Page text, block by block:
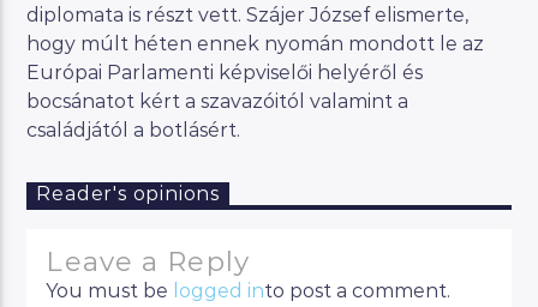
diplomata is részt vett. Szájer József elismerte,
hogy múlt héten ennek nyomán mondott le az
Európai Parlamenti képviselői helyéről és
bocsánatot kért a szavazóitól valamint a
családjától a botlásért.
Reader's opinions
Leave a Reply
You must be logged into post a comment.